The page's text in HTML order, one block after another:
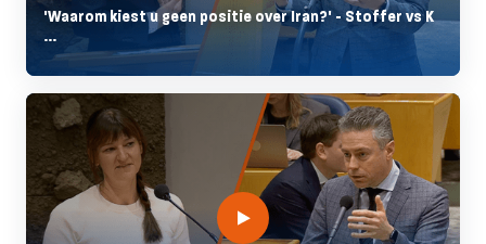
'Waarom kiest u geen positie over Iran?' - Stoffer vs K
...